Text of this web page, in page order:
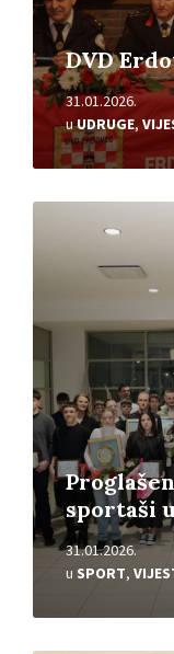
DVD
31.01.2026.
uUDRUGE,
sportaši
31.01.2026.
u SPORT,
Pročitajte